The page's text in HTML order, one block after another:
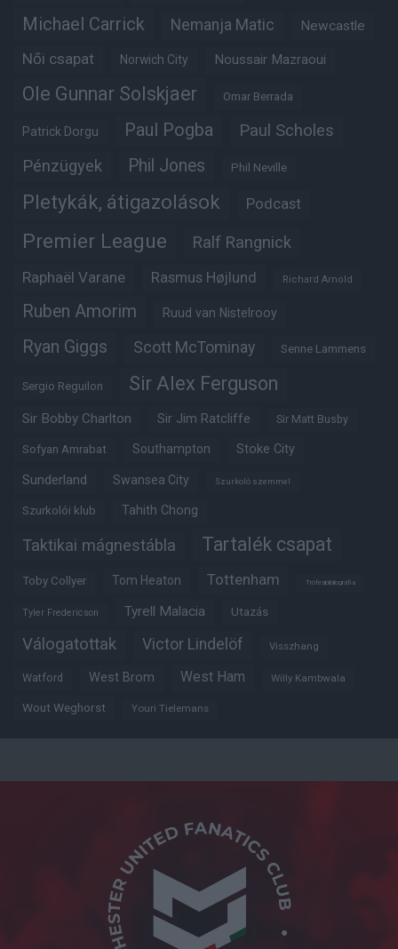
Michael Carrick Nemanja Matic Newcastle
Női csapat Norwich City Noussair Mazraoui
Ole Gunnar Solskjaer Omar Berrada
Patrick Dorgu Paul Pogba Paul Scholes
Pénzügyek Phil Jones Phil Neville
Pletykák, átigazolások Podcast
Premier League Ralf Rangnick
Raphaël Varane Rasmus Højlund Richard Arnold
Ruben Amorim Ruud van Nistelrooy
Ryan Giggs Scott McTominay Senne Lammens
Sergio Reguilon Sir Alex Ferguson
Sir Bobby Charlton Sir Jim Ratcliffe Sir Matt Busby
Sofyan Amrabat Southampton Stoke City
Sunderland Swansea City Szurkoló szemmel
Szurkolói klub Tahith Chong
Taktikai mágnestábla Tartalék csapat
Toby Collyer Tom Heaton Tottenham Trófeabibliográfia
Tyler Fredericson Tyrell Malacia Utazás
Válogatottak Victor Lindelöf Visszhang
Watford West Brom West Ham Willy Kambwala
Wout Weghorst Youri Tielemans